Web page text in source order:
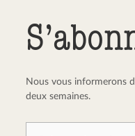
Nous vous informerons
deux semaines.